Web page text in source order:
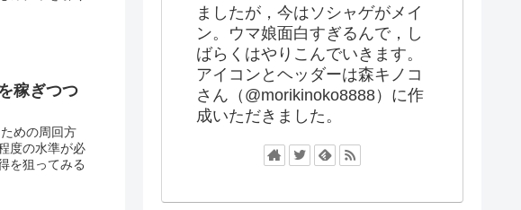
稼ぎつつ
めの周回方
度の水準が必
を狙ってみる
ましたが，今はソシャゲがメイ
ン。ウマ娘面白すぎるんで，し
ばらくはやりこんでいきます。
アイコンとヘッダーは森キノコ
さん（@morikinoko8888）に作
成いただきました。